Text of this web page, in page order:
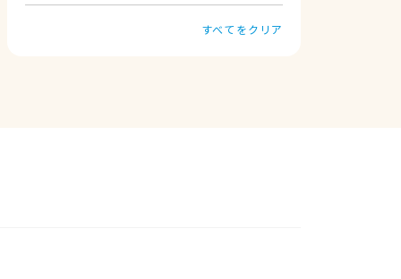
すべてをクリア